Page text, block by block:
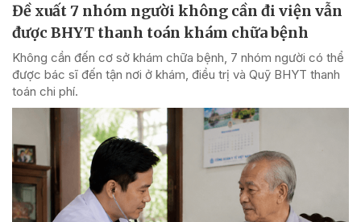
Đề xuất 7 nhóm người không cần đi viện vẫn
được BHYT thanh toán khám chữa bệnh
Không cần đến cơ sở khám chữa bệnh, 7 nhóm người có thể
được bác sĩ đến tận nơi ở khám, điều trị và Quỹ BHYT thanh
toán chi phí.